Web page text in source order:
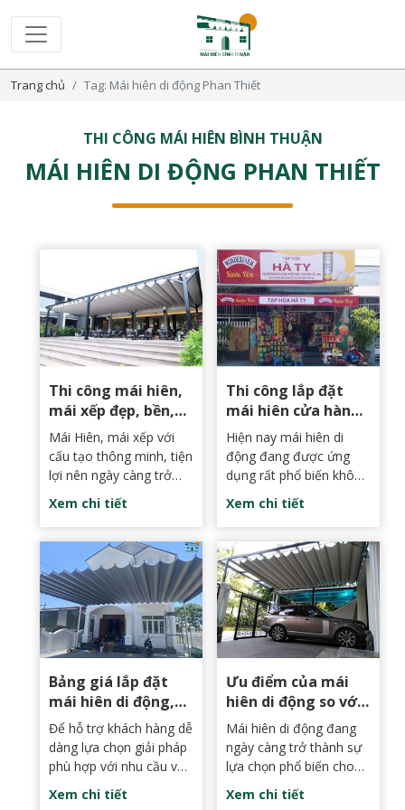
Trang chủ Tag: Mái hiên di động Phan Thiết
THI CÔNG MÁI HIÊN BÌNH THUẬN
MÁI HIÊN DI ĐỘNG PHAN THIẾT
Thi công mái hiên,
mái xếp đẹp, bền,
giá rẻ tại Bình
Thuận
Mái Hiên, mái xếp với
cấu tạo thông minh, tiện
lợi nên ngày càng trở
nên phổ biến trong việc
che chắn nắng mưa,
và kinh doanh. Mái hiên
Bình Thuận đang trở
thành lựa chọn hàng
đầu của nhiều khách
hàng. Việc thi công mái
hiên, mái xếp không chỉ
quán xá mà còn mang
lại tính thẩm mỹ cao cho
công trình.
Xem chi tiết
Thi công lắp đặt
mái hiên cửa hàng
tạp hoá bền đẹp, uy
tín mới nhất 2024
Hiện nay mái hiên di
động đang được ứng
dụng rất phổ biến không
chỉ trong nhà ở mà nó
còn được sử dụng tại
chọn mái hiên bền đẹp,
chất lượng là cách tốt
nhất để bảo vệ cửa
hàng tạp hoá của bạn
khỏi tác động của thời
tiết khắc nghiệt, đồng
hàng nhờ sự chuyên
nghiệp và hấp dẫn trong
thiết kế.
Xem chi tiết
Bảng giá lắp đặt
mái hiên di động,
mái xếp mới nhất
năm 2024 tại Bình
Thuận
Để hỗ trợ khách hàng dễ
dàng lựa chọn giải pháp
phù hợp với nhu cầu và
ngân sách, bài viết này
sẽ cung cấp bảng giá lắp
Xem chi tiết
Ưu điểm của mái
hiên di động so với
các loại mái che
truyền thống
Mái hiên di động đang
ngày càng trở thành sự
lựa chọn phổ biến cho
nhiều gia đình và doanh
nghiệp nhờ những ưu
Xem chi tiết